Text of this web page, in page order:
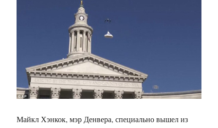
Майкл Хэнкок, мэр Денвера, специально вышел из